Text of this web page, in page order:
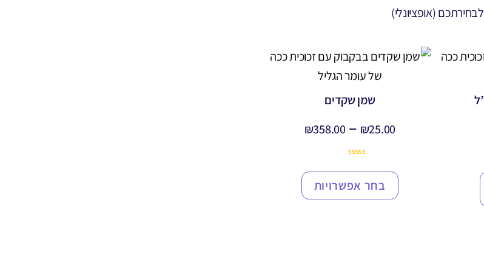
לבחירתכם (אופציונלי)
שמן שקדים
₪25.00
–
₪358.00
דירוגים של
בחר אפשרויות